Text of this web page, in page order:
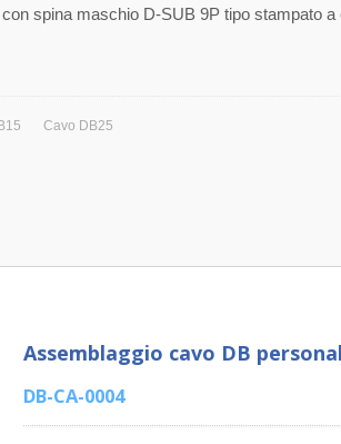
spina maschio D-SUB 9P tipo stampato
Cavo DB25
Assemblaggio cavo DB
DB-CA-0004